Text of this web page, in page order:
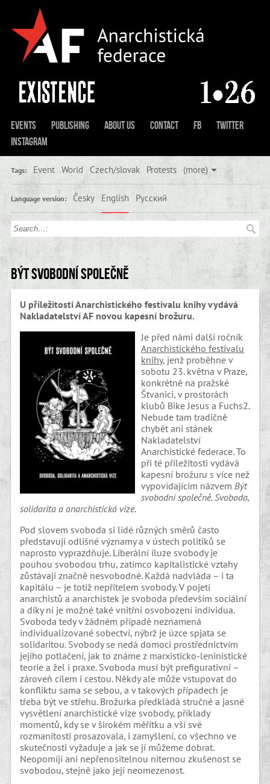
Events Publishing About us Contact FB
Twitter
Instagram
Tags: Event World Czech/slovak Protests (more)
Language version: Česky English Русский
Být svobodní společně
U příležitosti Anarchistického festivalu knihy vydává
Nakladatelství AF novou kapesní brožuru.
Je před námi další ročník
Anarchistického festivalu
knihy, jenž proběhne v
sobotu 23. května v Praze,
konkrétně na pražské
Štvanici, v prostorách
klubů Bike Jesus a Fuchs2.
Nebude tam tradičně
chybět ani stánek
Nakladatelství
Anarchistické federace. To
při té příležitosti vydává
kapesní brožuru s více než
vypovídajícím názvem Být
svobodní společně. Svoboda,
solidarita a anarchistická vize.
Pod slovem svoboda si lidé různých směrů často
představují odlišné významy a v ústech politiků se
naprosto vyprazdňuje. Liberální iluze svobody je
pouhou svobodou trhu, zatímco kapitalistické vztahy
zůstávají značně nesvobodné. Každá nadvláda – i ta
kapitálu – je totiž nepřítelem svobody. V pojetí
anarchistů a anarchistek je svoboda především sociální
a díky ní je možné také vnitřní osvobození individua.
Svoboda tedy v žádném případě neznamená
individualizované sobectví, nýbrž je úzce spjata se
solidaritou. Svobody se nedá domoci prostřednictvím
jejího potlačení, jak to známe z marxisticko-leninistické
teorie a žel i praxe. Svoboda musí být prefigurativní –
zároveň cílem i cestou. Někdy ale může vstupovat do
konfliktu sama se sebou, a v takových případech je
třeba být ve střehu. Brožurka předkládá stručné a jasné
vysvětlení anarchistické vize svobody, příklady
momentů, kdy se v širokém měřítku a vší své
rozmanitosti prosazovala, i zamyšlení, co všechno ve
skutečnosti vyžaduje a jak se jí můžeme dobrat.
Neopomíjí ani nepřenositelnou niternou zkušenost se
svobodou, stejně jako její neomezenost.